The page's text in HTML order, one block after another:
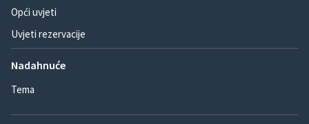
Opći uvjeti
Uvjeti rezervacije
Nadahnuće
Tema